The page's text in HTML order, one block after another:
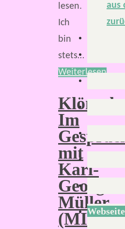
lesen.
Ich
bin
stets…
Weiterlesen
Im
Gespräch
mit
Karl-
Georg
Müller
aus